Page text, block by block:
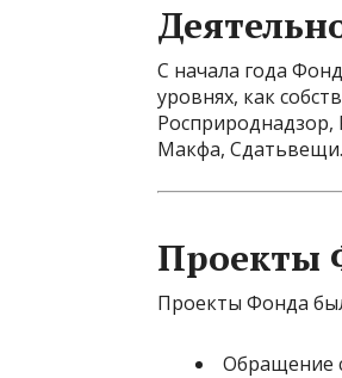
С начала года
уровнях, как
Макфа,
Проекты
Проекты Фонда
Обращение